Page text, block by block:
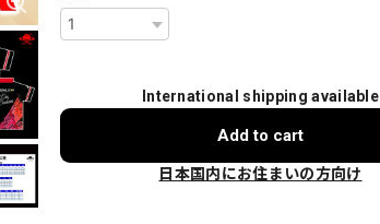
International shipping available
Add to cart
日本国内にお住まいの方向け